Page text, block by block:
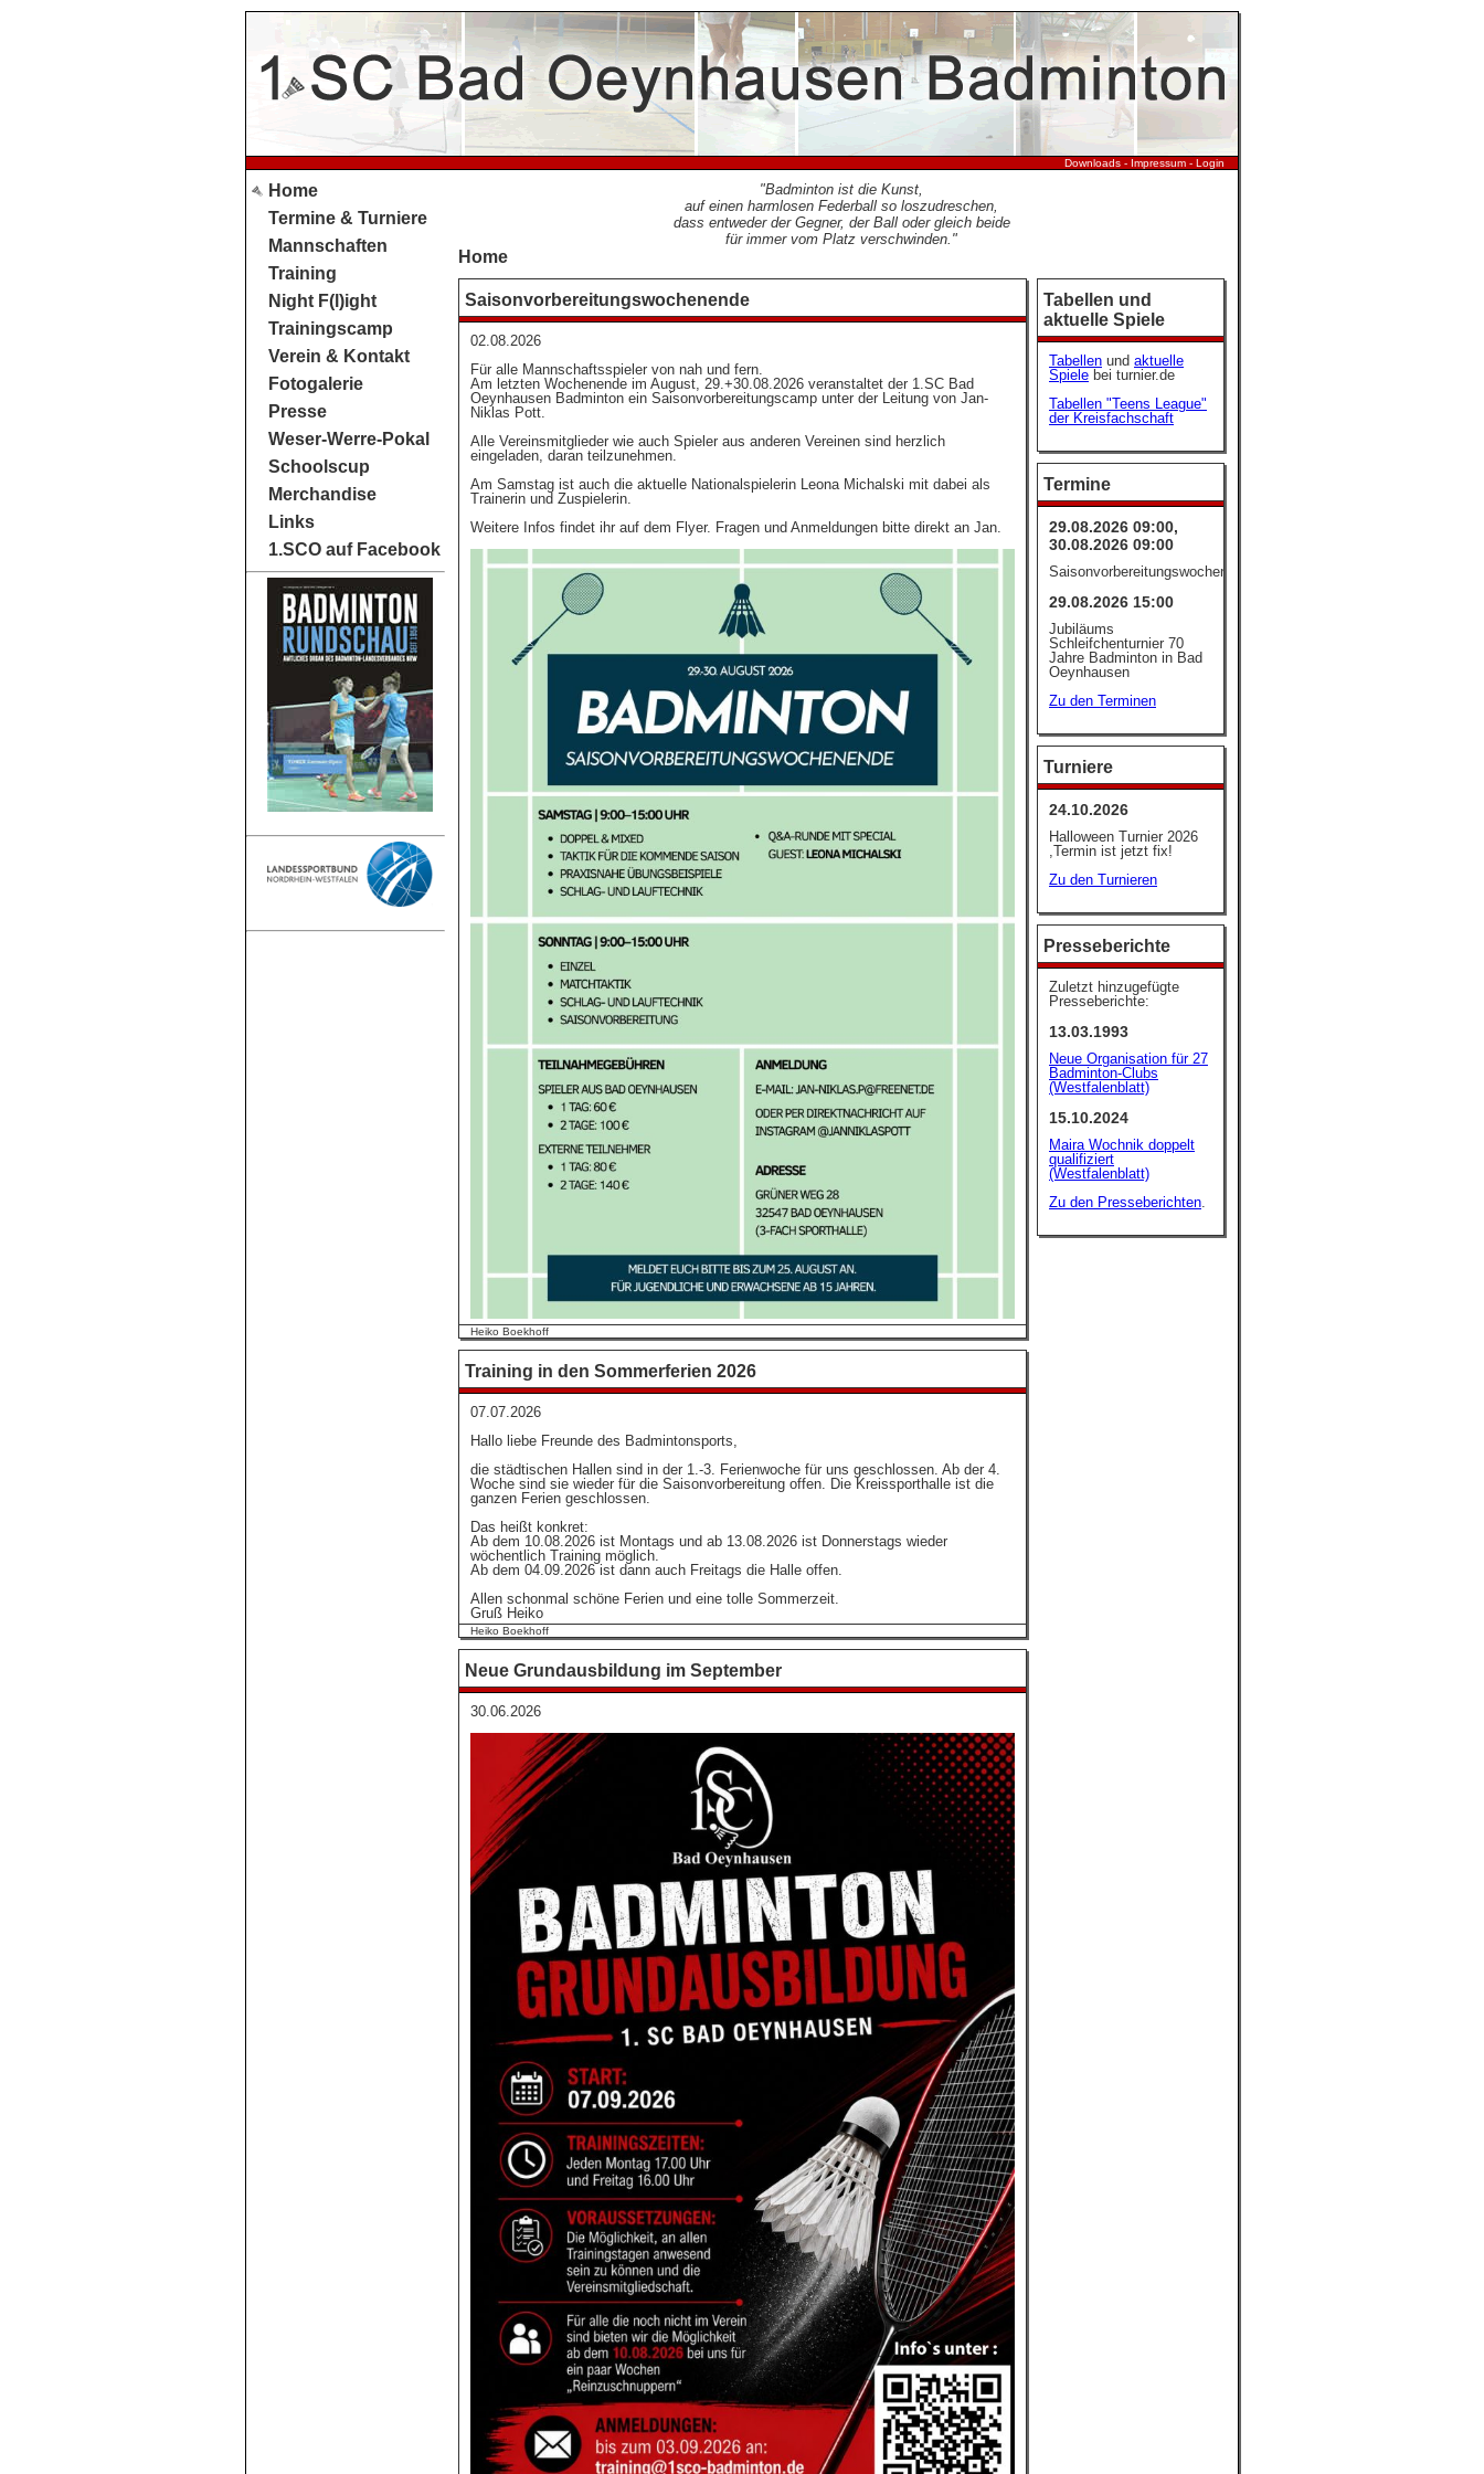
Downloads - Impressum - Login
Home
Termine & Turniere
Mannschaften
Training
Night F(l)ight
Trainingscamp
Verein & Kontakt
Fotogalerie
Presse
Weser-Werre-Pokal
Schoolscup
Merchandise
Links
1.SCO auf Facebook
Badminton ist die Kunst,
auf einen harmlosen Federball so loszudreschen,
dass entweder der Gegner, der Ball oder gleich beide
für immer vom Platz verschwinden.
Home
Saisonvorbereitungswochenende
02.08.2026
Für alle Mannschaftsspieler von nah und fern.
Am letzten Wochenende im August, 29.+30.08.2026 veranstaltet der 1.SC Bad
Oeynhausen Badminton ein Saisonvorbereitungscamp unter der Leitung von Jan-
Niklas Pott.
Alle Vereinsmitglieder wie auch Spieler aus anderen Vereinen sind herzlich
eingeladen, daran teilzunehmen.
Am Samstag ist auch die aktuelle Nationalspielerin Leona Michalski mit dabei als
Trainerin und Zuspielerin.
Weitere Infos findet ihr auf dem Flyer. Fragen und Anmeldungen bitte direkt an Jan.
Heiko Boekhoff
Training in den Sommerferien 2026
07.07.2026
Hallo liebe Freunde des Badmintonsports,
die städtischen Hallen sind in der 1.-3. Ferienwoche für uns geschlossen. Ab der 4.
Woche sind sie wieder für die Saisonvorbereitung offen. Die Kreissporthalle ist die
ganzen Ferien geschlossen.
Das heißt konkret:
Ab dem 10.08.2026 ist Montags und ab 13.08.2026 ist Donnerstags wieder
wöchentlich Training möglich.
Ab dem 04.09.2026 ist dann auch Freitags die Halle offen.
Allen schonmal schöne Ferien und eine tolle Sommerzeit.
Gruß Heiko
Heiko Boekhoff
Neue Grundausbildung im September
30.06.2026
Tabellen und
aktuelle Spiele
Tabellen und aktuelle
Spiele bei turnier.de
Tabellen "Teens League"
der Kreisfachschaft
Termine
29.08.2026 09:00,
30.08.2026 09:00
Saisonvorbereitungswochenende
29.08.2026 15:00
Jubiläums
Schleifchenturnier 70
Jahre Badminton in Bad
Oeynhausen
Zu den Terminen
Turniere
24.10.2026
Halloween Turnier 2026
,Termin ist jetzt fix!
Zu den Turnieren
Presseberichte
Zuletzt hinzugefügte
Presseberichte:
13.03.1993
Neue Organisation für 27
Badminton-Clubs
(Westfalenblatt)
15.10.2024
Maira Wochnik doppelt
qualifiziert
(Westfalenblatt)
Zu den Presseberichten.